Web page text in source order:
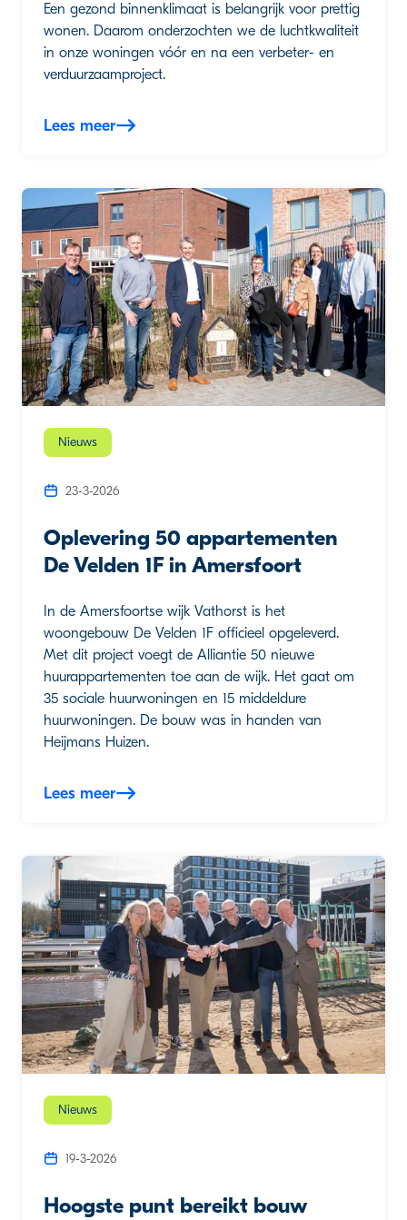
Een gezond binnenklimaat is belangrijk voor prettig
wonen. Daarom onderzochten we de luchtkwaliteit
in onze woningen vóór en na een verbeter- en
verduurzaamproject.
Lees meer
Nieuws
23-3-2026
Oplevering 50 appartementen
De Velden 1F in Amersfoort
In de Amersfoortse wijk Vathorst is het
woongebouw De Velden 1F officieel opgeleverd.
Met dit project voegt de Alliantie 50 nieuwe
huurappartementen toe aan de wijk. Het gaat om
35 sociale huurwoningen en 15 middeldure
huurwoningen. De bouw was in handen van
Heijmans Huizen.
Lees meer
Nieuws
19-3-2026
Hoogste punt bereikt bouw